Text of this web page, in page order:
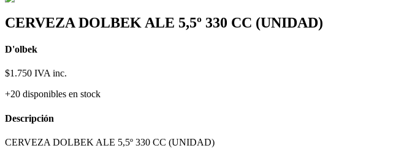
CERVEZA DOLBEK ALE 5,5º 330 CC (UNIDAD)
D'olbek
$1.750 IVA inc.
+20 disponibles en stock
Descripción
CERVEZA DOLBEK ALE 5,5º 330 CC (UNIDAD)